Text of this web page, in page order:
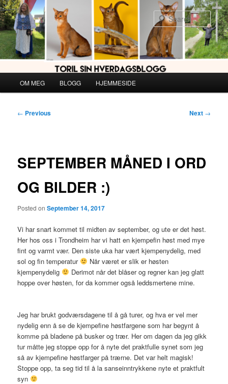
Skip
to
primary
content
OM MEG BLOGG HJEMMESIDE
Post
← Previous Next →
SEPTEMBER MÅNED I ORD
OG BILDER :)
Posted onSeptember 14, 2017
Vi har snart kommet til midten av september, og ute er det høst.
Her hos oss i Trondheim har vi hatt en kjempefin høst med mye
fint og varmt vær. Den siste uka har vært kjempenydelig, med
sol og fin temperatur
Når været er slik er høsten
kjempenydelig
Derimot når det blåser og regner kan jeg glatt
hoppe over høsten, for da kommer også leddsmertene mine.
Jeg har brukt godværsdagene til å gå turer, og hva er vel mer
nydelig enn å se de kjempefine høstfargene som har begynt å
komme på bladene på busker og trær. Her om dagen da jeg gikk
tur måtte jeg stoppe opp for å nyte det praktfulle synet som jeg
så av kjempefine høstfarger på trærne. Det var helt magisk!
Stoppe opp, ta seg tid til å la sanseinntrykkene nyte et praktfult
syn